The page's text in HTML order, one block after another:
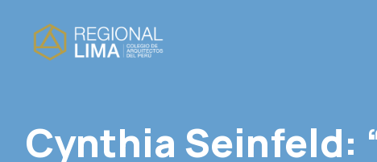
Cynthia Seinfeld: